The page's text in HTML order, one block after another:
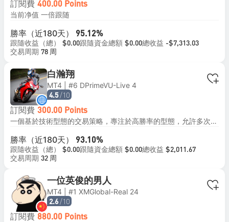
訂閱費 400.00 Points
当前净值 一倍跟随
勝率（近180天） 95.12%
跟隨收益（總） $0.00跟隨資金總額 $0.00總收益 -$7,313.03
交易周期 78 周
白瀚翔
MT4 | #6 DPrimeVU-Live 4
4.5 /10
訂閱費 300.00 Points
一個基於技術型態的交易策略，專注於高勝率的型態，允許多次進場，而不使用如網格或馬丁格爾等高風險策略 回撤：在三年內最高約30%的回撤，確保風險平衡 月收益：目標平均月收益為3%，強調穩定的表現 最低投資：建議投資1500美元或以上 槓桿：建議使用高槓桿的ECN帳戶，槓桿不超過2倍
勝率（近180天） 93.10%
跟隨收益（總） $0.00跟隨資金總額 $0.00總收益 $2,011.67
交易周期 32 周
一位英俊的男人
MT4 | #1 XMGlobal-Real 24
2.6 /10
訂閱費 880.00 Points